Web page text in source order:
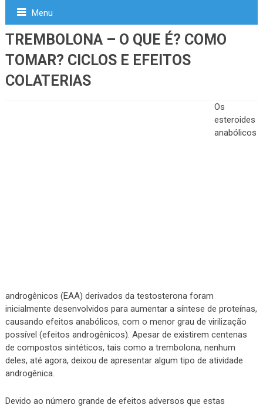
Menu
TREMBOLONA – O QUE É? COMO
TOMAR? CICLOS E EFEITOS
COLATERIAS
Os
esteroides
anabólicos
androgênicos (EAA) derivados da testosterona foram
inicialmente desenvolvidos para aumentar a síntese de proteínas,
causando efeitos anabólicos, com o menor grau de virilização
possível (efeitos androgênicos). Apesar de existirem centenas
de compostos sintéticos, tais como a trembolona, nenhum
deles, até agora, deixou de apresentar algum tipo de atividade
androgênica.
Devido ao número grande de efeitos adversos que estas